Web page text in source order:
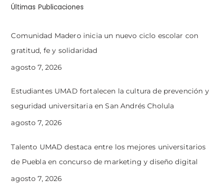
Últimas Publicaciones
Comunidad Madero inicia un nuevo ciclo escolar con
gratitud, fe y solidaridad
agosto 7, 2026
Estudiantes UMAD fortalecen la cultura de prevención y
seguridad universitaria en San Andrés Cholula
agosto 7, 2026
Talento UMAD destaca entre los mejores universitarios
de Puebla en concurso de marketing y diseño digital
agosto 7, 2026